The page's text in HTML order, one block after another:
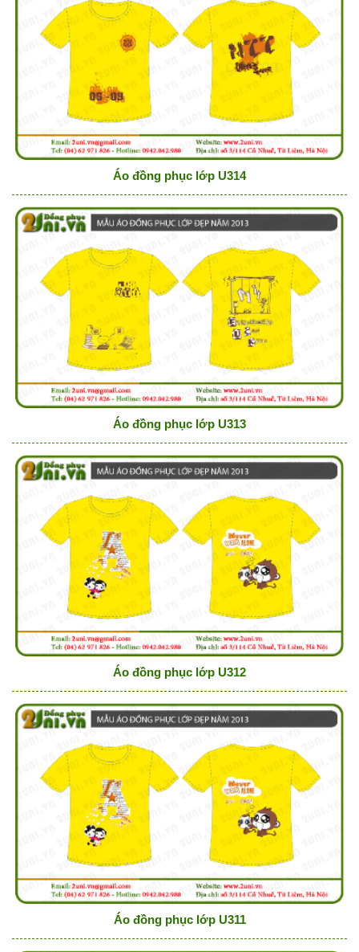
Áo đồng phục lớp U314
Áo đồng phục lớp U313
Áo đồng phục lớp U312
Áo đồng phục lớp U311